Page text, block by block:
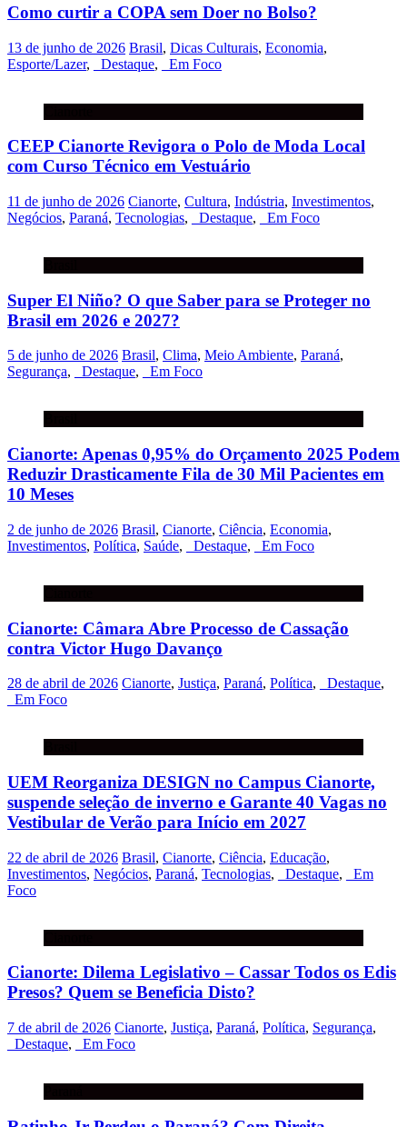
Como curtir a COPA sem Doer no Bolso?
13 de junho de 2026 Brasil, Dicas Culturais, Economia,
Esporte/Lazer, _Destaque, _Em Foco
CEEP Cianorte Revigora o Polo de Moda Local
com Curso Técnico em Vestuário
11 de junho de 2026 Cianorte, Cultura, Indústria, Investimentos,
Negócios, Paraná, Tecnologias, _Destaque, _Em Foco
Super El Niño? O que Saber para se Proteger no
Brasil em 2026 e 2027?
5 de junho de 2026 Brasil, Clima, Meio Ambiente, Paraná,
Segurança, _Destaque, _Em Foco
Cianorte: Apenas 0,95% do Orçamento 2025 Podem
Reduzir Drasticamente Fila de 30 Mil Pacientes em
10 Meses
2 de junho de 2026 Brasil, Cianorte, Ciência, Economia,
Investimentos, Política, Saúde, _Destaque, _Em Foco
Cianorte: Câmara Abre Processo de Cassação
contra Victor Hugo Davanço
28 de abril de 2026 Cianorte, Justiça, Paraná, Política, _Destaque,
_Em Foco
UEM Reorganiza DESIGN no Campus Cianorte,
suspende seleção de inverno e Garante 40 Vagas no
Vestibular de Verão para Início em 2027
22 de abril de 2026 Brasil, Cianorte, Ciência, Educação,
Investimentos, Negócios, Paraná, Tecnologias, _Destaque,
_Em
Foco
Cianorte: Dilema Legislativo – Cassar Todos os Edis
Presos? Quem se Beneficia Disto?
7 de abril de 2026 Cianorte, Justiça, Paraná, Política, Segurança,
_Destaque, _Em Foco